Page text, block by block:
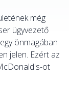
még
ügyvezető
önmagában
jelen. Ezért az
ot